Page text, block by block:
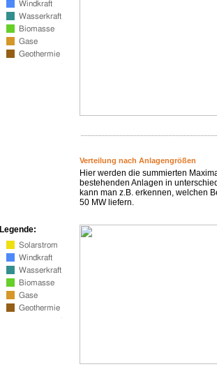
Verteilung nach Anlagengrößen
Hier werden die summierten
bestehenden Anlagen in
kann man z.B. erkennen, welchen
50 MW liefern.
Legende: